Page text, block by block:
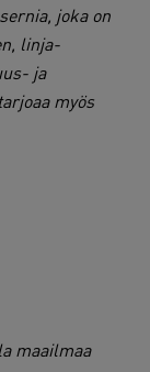
joka on
linja-
ja
myös
maailmaa